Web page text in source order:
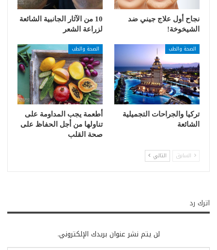
نجاح أول علاج جيني ضد
الشيخوخة!
10 من الآثار الجانبية الشائعة
لزراعة الشعر
الصحة والطب
تركيا والجراحات التجميلية
الشائعة
الصحة والطب
أطعمة يجب المداومة على
تناولها من أجل الحفاظ على
صحة القلب
السابق التالي
اترك رد
لن يتم نشر عنوان بريدك الإلكتروني.